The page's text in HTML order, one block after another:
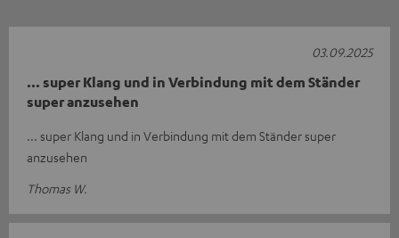
... super Klang und in Verbindung mit dem Ständer
super anzusehen
... super Klang und in Verbindung mit dem Ständer super
anzusehen
Thomas W.
03.09.2025